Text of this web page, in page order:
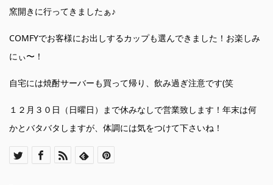
窯開きに行ってきましたぁ♪
COMFYでお客様にお出しするカップも選んできました！お楽しみ
にぃ〜！
自宅には焼酎サーバーも買って帰り、飲み過ぎ注意です(笑
１２月３０日（日曜日）まで休みなしで営業致します！年末は何
かとバタバタしますが、体調には気をつけて下さいね！